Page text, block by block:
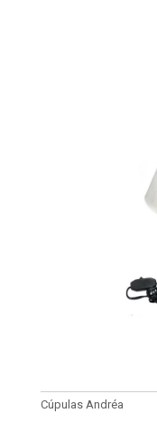
Cúpulas Andréa